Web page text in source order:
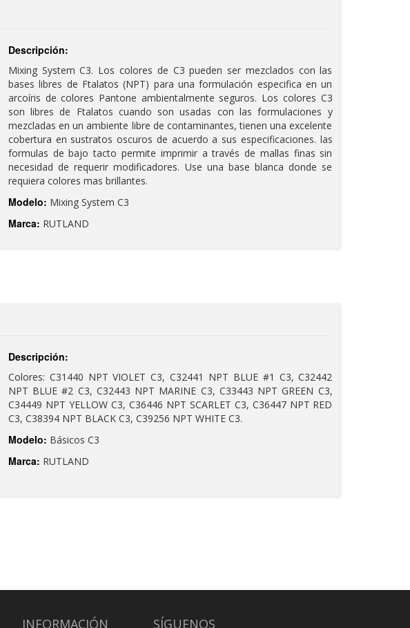
Descripción:
Mixing System C3. Los colores de C3 pueden ser mezclados con las
bases libres de Ftalatos (NPT) para una formulación especifica en un
arcoíris de colores Pantone ambientalmente seguros. Los colores C3
son libres de Ftalatos cuando son usadas con las formulaciones y
mezcladas en un ambiente libre de contaminantes, tienen una excelente
cobertura en sustratos oscuros de acuerdo a sus especificaciones. las
formulas de bajo tacto permite imprimir a través de mallas finas sin
necesidad de requerir modificadores. Use una base blanca donde se
requiera colores mas brillantes.
Modelo: Mixing System C3
Marca: RUTLAND
Descripción:
Colores: C31440 NPT VIOLET C3, C32441 NPT BLUE #1 C3, C32442
NPT BLUE #2 C3, C32443 NPT MARINE C3, C33443 NPT GREEN C3,
C34449 NPT YELLOW C3, C36446 NPT SCARLET C3, C36447 NPT RED
C3, C38394 NPT BLACK C3, C39256 NPT WHITE C3.
Modelo: Básicos C3
Marca: RUTLAND
INFORMACIÓN SÍGUENOS